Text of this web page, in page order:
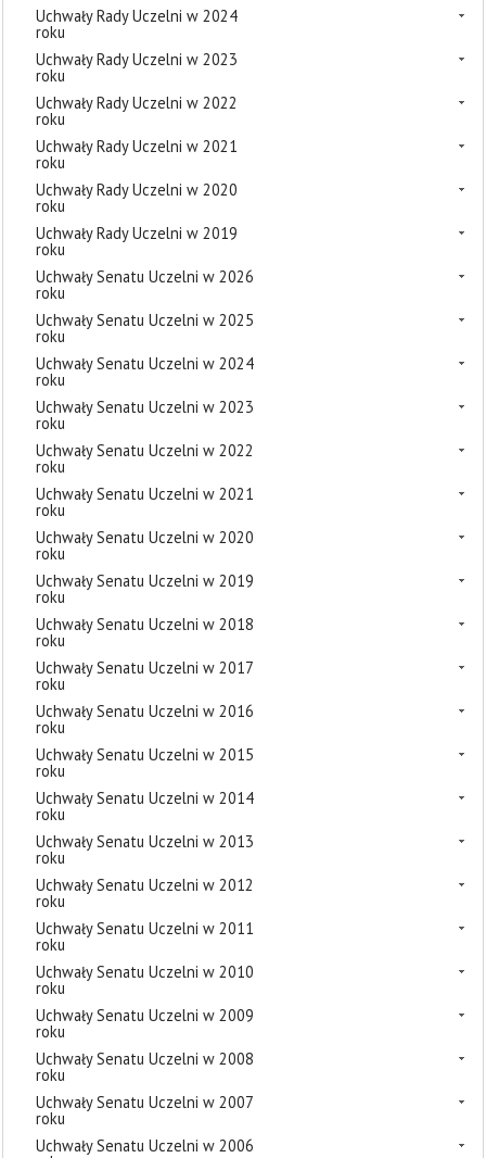
Uchwały Rady Uczelni w 2024
roku
Uchwały Rady Uczelni w 2023
roku
Uchwały Rady Uczelni w 2022
roku
Uchwały Rady Uczelni w 2021
roku
Uchwały Rady Uczelni w 2020
roku
Uchwały Rady Uczelni w 2019
roku
Uchwały Senatu Uczelni w 2026
roku
Uchwały Senatu Uczelni w 2025
roku
Uchwały Senatu Uczelni w 2024
roku
Uchwały Senatu Uczelni w 2023
roku
Uchwały Senatu Uczelni w 2022
roku
Uchwały Senatu Uczelni w 2021
roku
Uchwały Senatu Uczelni w 2020
roku
Uchwały Senatu Uczelni w 2019
roku
Uchwały Senatu Uczelni w 2018
roku
Uchwały Senatu Uczelni w 2017
roku
Uchwały Senatu Uczelni w 2016
roku
Uchwały Senatu Uczelni w 2015
roku
Uchwały Senatu Uczelni w 2014
roku
Uchwały Senatu Uczelni w 2013
roku
Uchwały Senatu Uczelni w 2012
roku
Uchwały Senatu Uczelni w 2011
roku
Uchwały Senatu Uczelni w 2010
roku
Uchwały Senatu Uczelni w 2009
roku
Uchwały Senatu Uczelni w 2008
roku
Uchwały Senatu Uczelni w 2007
roku
Uchwały Senatu Uczelni w 2006